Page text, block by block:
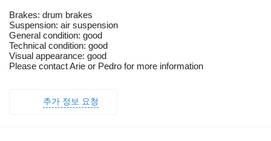
Brakes: drum brakes
Suspension: air suspension
General condition: good
Technical condition: good
Visual appearance: good
Please contact Arie or Pedro for more information
추가 정보 요청